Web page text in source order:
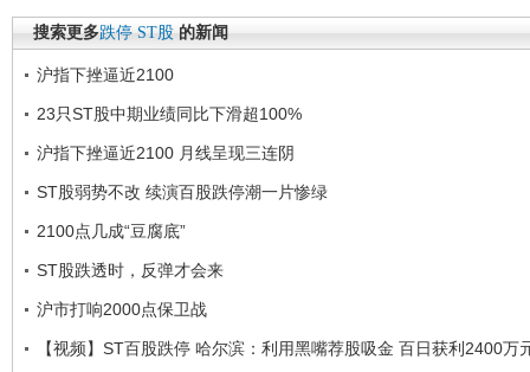
搜索更多跌停 ST股 的新闻
沪指下挫逼近2100
23只ST股中期业绩同比下滑超100%
沪指下挫逼近2100 月线呈现三连阴
ST股弱势不改 续演百股跌停潮一片惨绿
2100点几成“豆腐底”
ST股跌透时，反弹才会来
沪市打响2000点保卫战
【视频】ST百股跌停 哈尔滨：利用黑嘴荐股吸金 百日获利2400万